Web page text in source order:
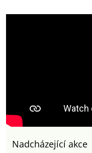
Nadcházející akce